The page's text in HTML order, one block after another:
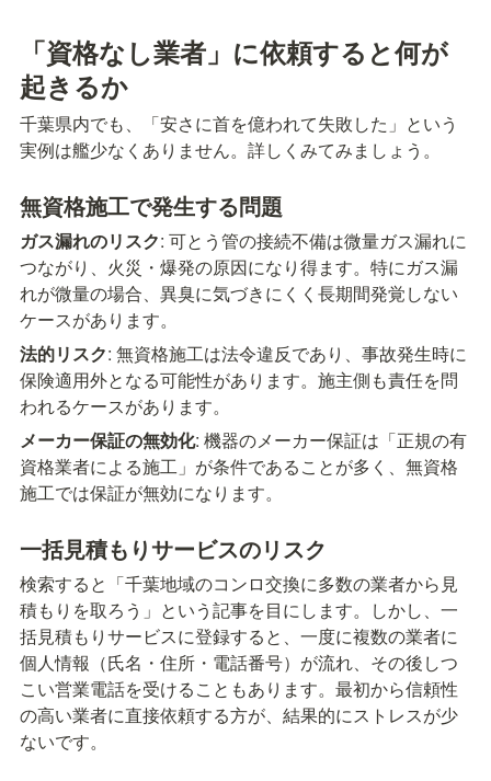
「資格なし業者」に依頼すると何が
起きるか
千葉県内でも、「安さに首を億われて失敗した」という
実例は艦少なくありません。詳しくみてみましょう。
無資格施工で発生する問題
ガス漏れのリスク: 可とう管の接続不備は微量ガス漏れに
つながり、火災・爆発の原因になり得ます。特にガス漏
れが微量の場合、異臭に気づきにくく長期間発覚しない
ケースがあります。
法的リスク: 無資格施工は法令違反であり、事故発生時に
保険適用外となる可能性があります。施主側も責任を問
われるケースがあります。
メーカー保証の無効化: 機器のメーカー保証は「正規の有
資格業者による施工」が条件であることが多く、無資格
施工では保証が無効になります。
一括見積もりサービスのリスク
検索すると「千葉地域のコンロ交換に多数の業者から見
積もりを取ろう」という記事を目にします。しかし、一
括見積もりサービスに登録すると、一度に複数の業者に
個人情報（氏名・住所・電話番号）が流れ、その後しつ
こい営業電話を受けることもあります。最初から信頼性
の高い業者に直接依頼する方が、結果的にストレスが少
ないです。